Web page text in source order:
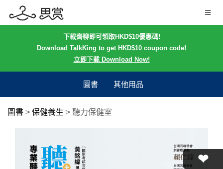
下載齊聊即可領取HKD$10優惠碼!
Download TalkKing to get HKD$10 coupon code!
立即下載 Download Now!
圖書 其他用品
圖書 > 保健養生 > 聽力保健室